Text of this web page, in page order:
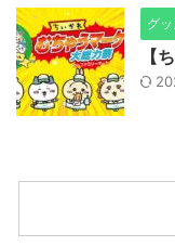
グ
【